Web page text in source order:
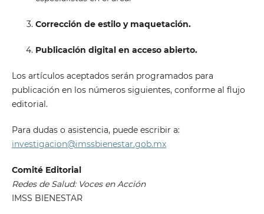
Corrección de estilo y maquetación.
Publicación digital en acceso abierto.
Los artículos aceptados serán programados para
publicación en los números siguientes, conforme al flujo
editorial.
Para dudas o asistencia, puede escribir a:
investigacion@imssbienestar.gob.mx
Comité Editorial
Redes de Salud: Voces en Acción
IMSS BIENESTAR